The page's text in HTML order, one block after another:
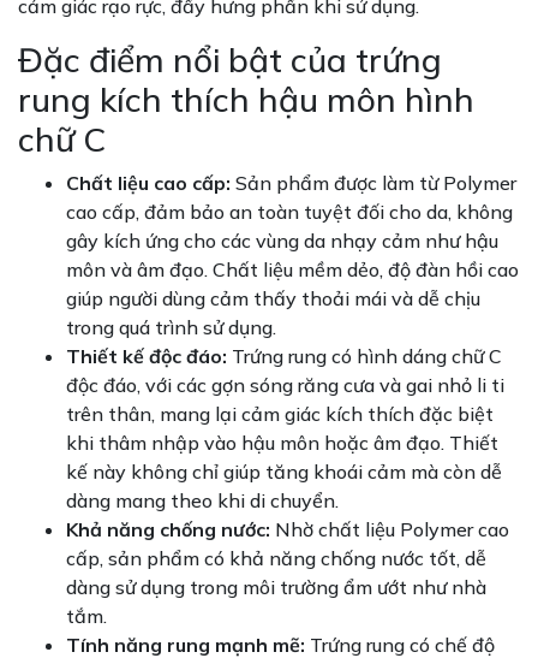
cảm giác rạo rực, đầy hưng phấn khi sử dụng.
Đặc điểm nổi bật của trứng
rung kích thích hậu môn hình
chữ C
Chất liệu cao cấp: Sản phẩm được làm từ Polymer
cao cấp, đảm bảo an toàn tuyệt đối cho da, không
gây kích ứng cho các vùng da nhạy cảm như hậu
môn và âm đạo. Chất liệu mềm dẻo, độ đàn hồi cao
giúp người dùng cảm thấy thoải mái và dễ chịu
trong quá trình sử dụng.
Thiết kế độc đáo: Trứng rung có hình dáng chữ C
độc đáo, với các gợn sóng răng cưa và gai nhỏ li ti
trên thân, mang lại cảm giác kích thích đặc biệt
khi thâm nhập vào hậu môn hoặc âm đạo. Thiết
kế này không chỉ giúp tăng khoái cảm mà còn dễ
dàng mang theo khi di chuyển.
Khả năng chống nước: Nhờ chất liệu Polymer cao
cấp, sản phẩm có khả năng chống nước tốt, dễ
dàng sử dụng trong môi trường ẩm ướt như nhà
tắm.
Tính năng rung mạnh mẽ: Trứng rung có chế độ